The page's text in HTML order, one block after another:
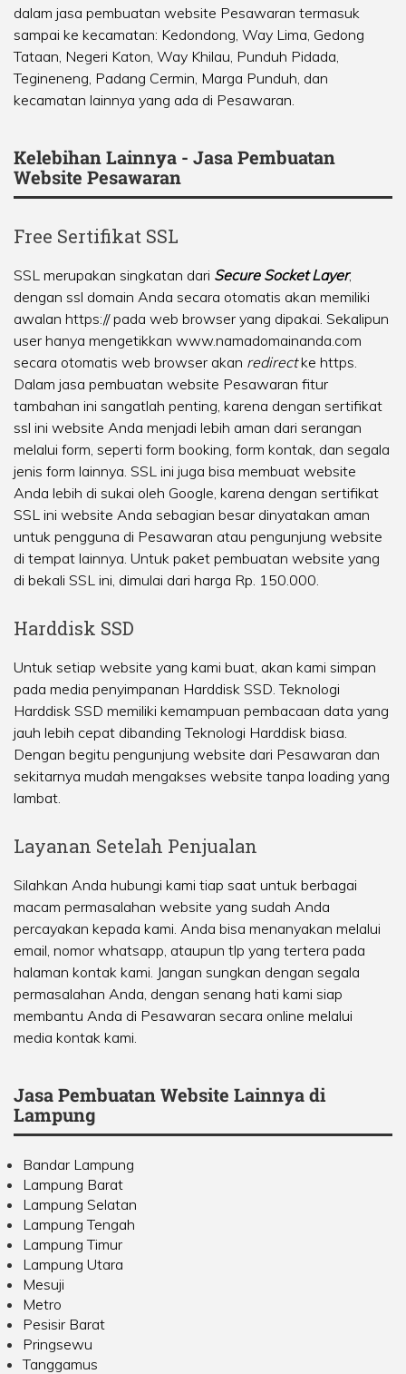
dalam jasa pembuatan website Pesawaran termasuk
sampai ke kecamatan: Kedondong, Way Lima, Gedong
Tataan, Negeri Katon, Way Khilau, Punduh Pidada,
Tegineneng, Padang Cermin, Marga Punduh, dan
kecamatan lainnya yang ada di Pesawaran.
Kelebihan Lainnya - Jasa Pembuatan
Website Pesawaran
Free Sertifikat SSL
SSL merupakan singkatan dari Secure Socket Layer,
dengan ssl domain Anda secara otomatis akan memiliki
awalan https:// pada web browser yang dipakai. Sekalipun
user hanya mengetikkan www.namadomainanda.com
secara otomatis web browser akan redirectke https.
Dalam jasa pembuatan website Pesawaran fitur
tambahan ini sangatlah penting, karena dengan sertifikat
ssl ini website Anda menjadi lebih aman dari serangan
melalui form, seperti form booking, form kontak, dan segala
jenis form lainnya. SSL ini juga bisa membuat website
Anda lebih di sukai oleh Google, karena dengan sertifikat
SSL ini website Anda sebagian besar dinyatakan aman
untuk pengguna di Pesawaran atau pengunjung website
di tempat lainnya. Untuk paket pembuatan website yang
di bekali SSL ini, dimulai dari harga Rp. 150.000.
Harddisk SSD
Untuk setiap website yang kami buat, akan kami simpan
pada media penyimpanan Harddisk SSD. Teknologi
Harddisk SSD memiliki kemampuan pembacaan data yang
jauh lebih cepat dibanding Teknologi Harddisk biasa.
Dengan begitu pengunjung website dari Pesawaran dan
sekitarnya mudah mengakses website tanpa loading yang
lambat.
Layanan Setelah Penjualan
Silahkan Anda hubungi kami tiap saat untuk berbagai
macam permasalahan website yang sudah Anda
percayakan kepada kami. Anda bisa menanyakan melalui
email, nomor whatsapp, ataupun tlp yang tertera pada
halaman kontak kami. Jangan sungkan dengan segala
permasalahan Anda, dengan senang hati kami siap
membantu Anda di Pesawaran secara online melalui
media kontak kami.
Jasa Pembuatan Website Lainnya di
Lampung
Bandar Lampung
Lampung Barat
Lampung Selatan
Lampung Tengah
Lampung Timur
Lampung Utara
Mesuji
Metro
Pesisir Barat
Pringsewu
Tanggamus